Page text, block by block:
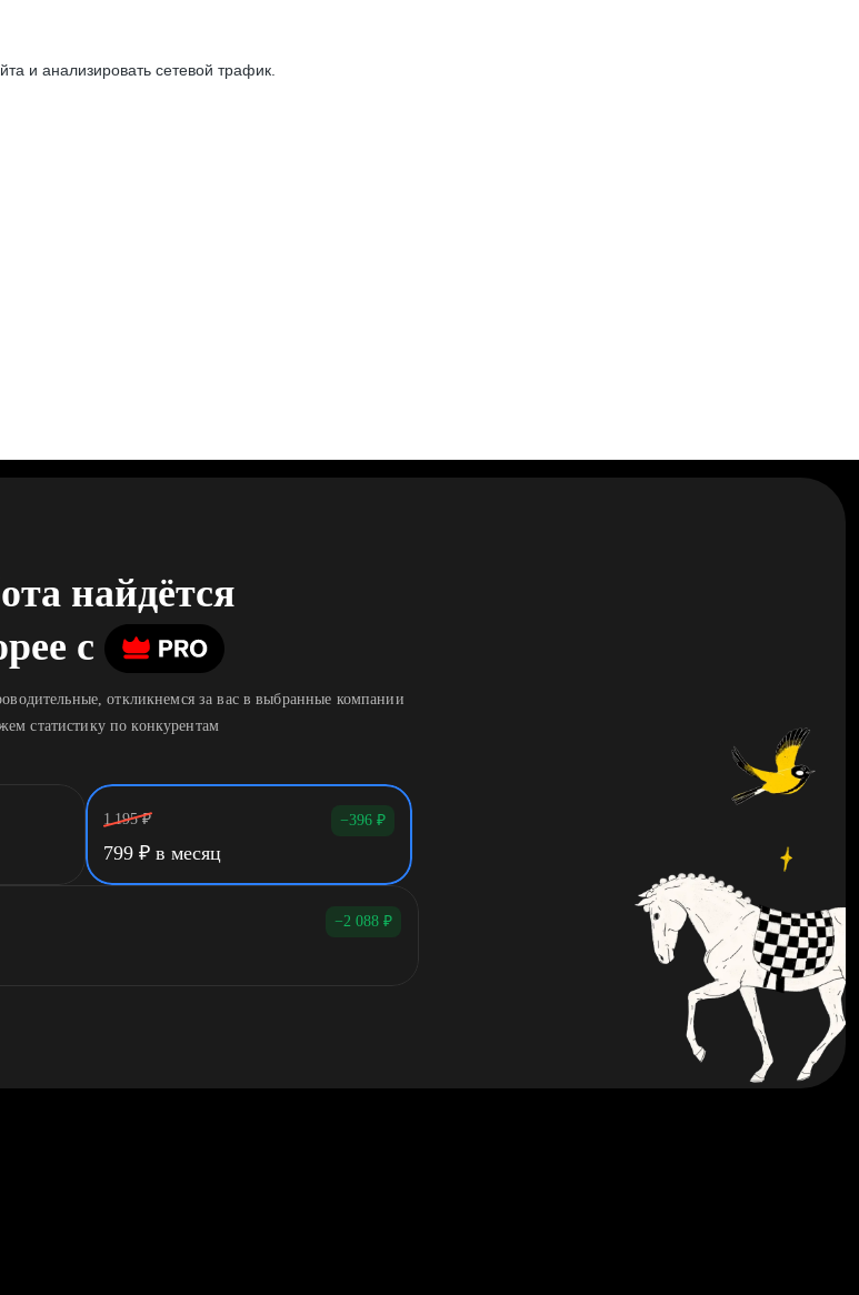
и анализировать сетевой трафик.
найдётся
c
откликнемся за вас в выбранные компании
статистику по конкурентам
1 195 ₽ −396 ₽
799 ₽ в месяц
−2 088 ₽